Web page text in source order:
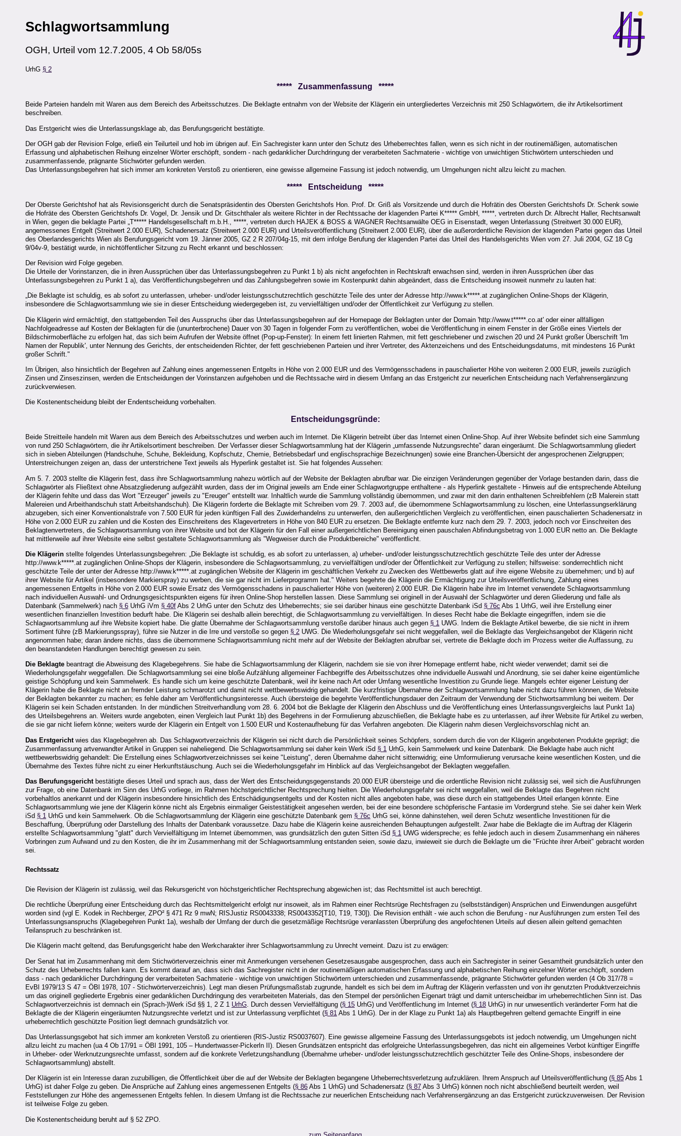
Schlagwortsammlung
OGH, Urteil vom 12.7.2005, 4 Ob 58/05s
UrhG § 2
***** Zusammenfassung *****
Beide Parteien handeln mit Waren aus dem Bereich des Arbeitsschutzes. Die Beklagte entnahm von der Website der Klägerin ein untergliedertes Verzeichnis mit 250 Schlagwörtern, die ihr Artikelsortiment
beschreiben.
Das Erstgericht wies die Unterlassungsklage ab, das Berufungsgericht bestätigte.
Der OGH gab der Revision Folge, erließ ein Teilurteil und hob im übrigen auf. Ein Sachregister kann unter den Schutz des Urheberrechtes fallen, wenn es sich nicht in der routinemäßigen, automatischen
Erfassung und alphabetischen Reihung einzelner Wörter erschöpft, sondern - nach gedanklicher Durchdringung der verarbeiteten Sachmaterie - wichtige von unwichtigen Stichwörtern unterschieden und
zusammenfassende, prägnante Stichwörter gefunden werden.
Das Unterlassungsbegehren hat sich immer am konkreten Verstoß zu orientieren, eine gewisse allgemeine Fassung ist jedoch notwendig, um Umgehungen nicht allzu leicht zu machen.
***** Entscheidung *****
Der Oberste Gerichtshof hat als Revisionsgericht durch die Senatspräsidentin des Obersten Gerichtshofs Hon. Prof. Dr. Griß als Vorsitzende und durch die Hofrätin des Obersten Gerichtshofs Dr. Schenk sowie
die Hofräte des Obersten Gerichtshofs Dr. Vogel, Dr. Jensik und Dr. Gitschthaler als weitere Richter in der Rechtssache der klagenden Partei K***** GmbH, *****, vertreten durch Dr. Albrecht Haller, Rechtsanwalt
in Wien, gegen die beklagte Partei „T***** Handelsgesellschaft m.b.H., *****, vertreten durch HAJEK & BOSS & WAGNER Rechtsanwälte OEG in Eisenstadt, wegen Unterlassung (Streitwert 30.000 EUR),
angemessenes Entgelt (Streitwert 2.000 EUR), Schadenersatz (Streitwert 2.000 EUR) und Urteilsveröffentlichung (Streitwert 2.000 EUR), über die außerordentliche Revision der klagenden Partei gegen das Urteil
des Oberlandesgerichts Wien als Berufungsgericht vom 19. Jänner 2005, GZ 2 R 207/04g-15, mit dem infolge Berufung der klagenden Partei das Urteil des Handelsgerichts Wien vom 27. Juli 2004, GZ 18 Cg
9/04v-9, bestätigt wurde, in nichtöffentlicher Sitzung zu Recht erkannt und beschlossen:
Der Revision wird Folge gegeben.
Die Urteile der Vorinstanzen, die in ihren Aussprüchen über das Unterlassungsbegehren zu Punkt 1 b) als nicht angefochten in Rechtskraft erwachsen sind, werden in ihren Aussprüchen über das
Unterlassungsbegehren zu Punkt 1 a), das Veröffentlichungsbegehren und das Zahlungsbegehren sowie im Kostenpunkt dahin abgeändert, dass die Entscheidung insoweit nunmehr zu lauten hat:
„Die Beklagte ist schuldig, es ab sofort zu unterlassen, urheber- und/oder leistungsschutzrechtlich geschützte Teile des unter der Adresse http://www.k*****.at zugänglichen Online-Shops der Klägerin,
insbesondere die Schlagwortsammlung wie sie in dieser Entscheidung wiedergegeben ist, zu vervielfältigen und/oder der Öffentlichkeit zur Verfügung zu stellen.
Die Klägerin wird ermächtigt, den stattgebenden Teil des Ausspruchs über das Unterlassungsbegehren auf der Homepage der Beklagten unter der Domain 'http://www.t*****.co.at' oder einer allfälligen
Nachfolgeadresse auf Kosten der Beklagten für die (ununterbrochene) Dauer von 30 Tagen in folgender Form zu veröffentlichen, wobei die Veröffentlichung in einem Fenster in der Größe eines Viertels der
Bildschirmoberfläche zu erfolgen hat, das sich beim Aufrufen der Website öffnet (Pop-up-Fenster): In einem fett linierten Rahmen, mit fett geschriebener und zwischen 20 und 24 Punkt großer Überschrift 'Im
Namen der Republik', unter Nennung des Gerichts, der entscheidenden Richter, der fett geschriebenen Parteien und ihrer Vertreter, des Aktenzeichens und des Entscheidungsdatums, mit mindestens 16 Punkt
großer Schrift."
Im Übrigen, also hinsichtlich der Begehren auf Zahlung eines angemessenen Entgelts in Höhe von 2.000 EUR und des Vermögensschadens in pauschalierter Höhe von weiteren 2.000 EUR, jeweils zuzüglich
Zinsen und Zinseszinsen, werden die Entscheidungen der Vorinstanzen aufgehoben und die Rechtssache wird in diesem Umfang an das Erstgericht zur neuerlichen Entscheidung nach Verfahrensergänzung
zurückverwiesen.
Die Kostenentscheidung bleibt der Endentscheidung vorbehalten.
Entscheidungsgründe:
Beide Streitteile handeln mit Waren aus dem Bereich des Arbeitsschutzes und werben auch im Internet. Die Klägerin betreibt über das Internet einen Online-Shop. Auf ihrer Website befindet sich eine Sammlung
von rund 250 Schlagwörtern, die ihr Artikelsortiment beschreiben. Der Verfasser dieser Schlagwortsammlung hat der Klägerin „umfassende Nutzungsrechte" daran eingeräumt. Die Schlagwortsammlung gliedert
sich in sieben Abteilungen (Handschuhe, Schuhe, Bekleidung, Kopfschutz, Chemie, Betriebsbedarf und englischsprachige Bezeichnungen) sowie eine Branchen-Übersicht der angesprochenen Zielgruppen;
Unterstreichungen zeigen an, dass der unterstrichene Text jeweils als Hyperlink gestaltet ist. Sie hat folgendes Aussehen:
Am 5. 7. 2003 stellte die Klägerin fest, dass ihre Schlagwortsammlung nahezu wörtlich auf der Website der Beklagten abrufbar war. Die einzigen Veränderungen gegenüber der Vorlage bestanden darin, dass die
Schlagwörter als Fließtext ohne Absatzgliederung aufgezählt wurden, dass der im Original jeweils am Ende einer Schlagwortgruppe enthaltene - als Hyperlink gestaltete - Hinweis auf die entsprechende Abteilung
der Klägerin fehlte und dass das Wort "Erzeuger" jeweils zu "Ereuger" entstellt war. Inhaltlich wurde die Sammlung vollständig übernommen, und zwar mit den darin enthaltenen Schreibfehlern (zB Malerein statt
Malereien und Arbeithandschuh statt Arbeitshandschuh). Die Klägerin forderte die Beklagte mit Schreiben vom 29. 7. 2003 auf, die übernommene Schlagwortsammlung zu löschen, eine Unterlassungserklärung
abzugeben, sich einer Konventionalstrafe von 7.500 EUR für jeden künftigen Fall des Zuwiderhandelns zu unterwerfen, den außergerichtlichen Vergleich zu veröffentlichen, einen pauschalierten Schadenersatz in
Höhe von 2.000 EUR zu zahlen und die Kosten des Einschreitens des Klagevertreters in Höhe von 840 EUR zu ersetzen. Die Beklagte entfernte kurz nach dem 29. 7. 2003, jedoch noch vor Einschreiten des
Beklagtenvertreters, die Schlagwortsammlung von ihrer Website und bot der Klägerin für den Fall einer außergerichtlichen Bereinigung einen pauschalen Abfindungsbetrag von 1.000 EUR netto an. Die Beklagte
hat mittlerweile auf ihrer Website eine selbst gestaltete Schlagwortsammlung als "Wegweiser durch die Produktbereiche" veröffentlicht.
Die Klägerin stellte folgendes Unterlassungsbegehren: „Die Beklagte ist schuldig, es ab sofort zu unterlassen, a) urheber- und/oder leistungsschutzrechtlich geschützte Teile des unter der Adresse
http://www.k*****.at zugänglichen Online-Shops der Klägerin, insbesondere die Schlagwortsammlung, zu vervielfältigen und/oder der Öffentlichkeit zur Verfügung zu stellen; hilfsweise: sonderrechtlich nicht
geschützte Teile der unter der Adresse http://www.k*****.at zugänglichen Website der Klägerin im geschäftlichen Verkehr zu Zwecken des Wettbewerbs glatt auf ihre eigene Website zu übernehmen; und b) auf
ihrer Website für Artikel (insbesondere Markierspray) zu werben, die sie gar nicht im Lieferprogramm hat." Weiters begehrte die Klägerin die Ermächtigung zur Urteilsveröffentlichung, Zahlung eines
angemessenen Entgelts in Höhe von 2.000 EUR sowie Ersatz des Vermögensschadens in pauschalierter Höhe von (weiteren) 2.000 EUR. Die Klägerin habe ihre im Internet verwendete Schlagwortsammlung
nach individuellen Auswahl- und Ordnungsgesichtspunkten eigens für ihren Online-Shop herstellen lassen. Diese Sammlung sei originell in der Auswahl der Schlagwörter und deren Gliederung und falle als
Datenbank (Sammelwerk) nach § 6 UrhG iVm § 40f Abs 2 UrhG unter den Schutz des Urheberrechts; sie sei darüber hinaus eine geschützte Datenbank iSd § 76c Abs 1 UrhG, weil ihre Erstellung einer
wesentlichen finanziellen Investition bedurft habe. Die Klägerin sei deshalb allein berechtigt, die Schlagwortsammlung zu vervielfältigen. In dieses Recht habe die Beklagte eingegriffen, indem sie die
Schlagwortsammlung auf ihre Website kopiert habe. Die glatte Übernahme der Schlagwortsammlung verstoße darüber hinaus auch gegen § 1 UWG. Indem die Beklagte Artikel bewerbe, die sie nicht in ihrem
Sortiment führe (zB Markierungsspray), führe sie Nutzer in die Irre und verstoße so gegen § 2 UWG. Die Wiederholungsgefahr sei nicht weggefallen, weil die Beklagte das Vergleichsangebot der Klägerin nicht
angenommen habe; daran ändere nichts, dass die übernommene Schlagwortsammlung nicht mehr auf der Website der Beklagten abrufbar sei, vertrete die Beklagte doch im Prozess weiter die Auffassung, zu
den beanstandeten Handlungen berechtigt gewesen zu sein.
Die Beklagte beantragt die Abweisung des Klagebegehrens. Sie habe die Schlagwortsammlung der Klägerin, nachdem sie sie von ihrer Homepage entfernt habe, nicht wieder verwendet; damit sei die
Wiederholungsgefahr weggefallen. Die Schlagwortsammlung sei eine bloße Aufzählung allgemeiner Fachbegriffe des Arbeitsschutzes ohne individuelle Auswahl und Anordnung, sie sei daher keine eigentümliche
geistige Schöpfung und kein Sammelwerk. Es handle sich um keine geschützte Datenbank, weil ihr keine nach Art oder Umfang wesentliche Investition zu Grunde liege. Mangels echter eigener Leistung der
Klägerin habe die Beklagte nicht an fremder Leistung schmarotzt und damit nicht wettbewerbswidrig gehandelt. Die kurzfristige Übernahme der Schlagwortsammlung habe nicht dazu führen können, die Website
der Beklagten bekannter zu machen; es fehle daher am Veröffentlichungsinteresse. Auch übersteige die begehrte Veröffentlichungsdauer den Zeitraum der Verwendung der Stichwortsammlung bei weitem. Der
Klägerin sei kein Schaden entstanden. In der mündlichen Streitverhandlung vom 28. 6. 2004 bot die Beklagte der Klägerin den Abschluss und die Veröffentlichung eines Unterlassungsvergleichs laut Punkt 1a)
des Urteilsbegehrens an. Weiters wurde angeboten, einen Vergleich laut Punkt 1b) des Begehrens in der Formulierung abzuschließen, die Beklagte habe es zu unterlassen, auf ihrer Website für Artikel zu werben,
die sie gar nicht liefern könne; weiters wurde der Klägerin ein Entgelt von 1.500 EUR und Kostenaufhebung für das Verfahren angeboten. Die Klägerin nahm diesen Vergleichsvorschlag nicht an.
Das Erstgericht wies das Klagebegehren ab. Das Schlagwortverzeichnis der Klägerin sei nicht durch die Persönlichkeit seines Schöpfers, sondern durch die von der Klägerin angebotenen Produkte geprägt; die
Zusammenfassung artverwandter Artikel in Gruppen sei naheliegend. Die Schlagwortsammlung sei daher kein Werk iSd § 1 UrhG, kein Sammelwerk und keine Datenbank. Die Beklagte habe auch nicht
wettbewerbswidrig gehandelt: Die Erstellung eines Schlagwortverzeichnisses sei keine "Leistung", deren Übernahme daher nicht sittenwidrig; eine Umformulierung verursache keine wesentlichen Kosten, und die
Übernahme des Textes führe nicht zu einer Herkunftstäuschung. Auch sei die Wiederholungsgefahr im Hinblick auf das Vergleichsangebot der Beklagten weggefallen.
Das Berufungsgerichtbestätigte dieses Urteil und sprach aus, dass der Wert des Entscheidungsgegenstands 20.000 EUR übersteige und die ordentliche Revision nicht zulässig sei, weil sich die Ausführungen
zur Frage, ob eine Datenbank im Sinn des UrhG vorliege, im Rahmen höchstgerichtlicher Rechtsprechung hielten. Die Wiederholungsgefahr sei nicht weggefallen, weil die Beklagte das Begehren nicht
vorbehaltlos anerkannt und der Klägerin insbesondere hinsichtlich des Entschädigungsentgelts und der Kosten nicht alles angeboten habe, was diese durch ein stattgebendes Urteil erlangen könnte. Eine
Schlagwortsammlung wie jene der Klägerin könne nicht als Ergebnis einmaliger Geistestätigkeit angesehen werden, bei der eine besondere schöpferische Fantasie im Vordergrund stehe. Sie sei daher kein Werk
iSd § 1 UrhG und kein Sammelwerk. Ob die Schlagwortsammlung der Klägerin eine geschützte Datenbank gem § 76c UrhG sei, könne dahinstehen, weil deren Schutz wesentliche Investitionen für die
Beschaffung, Überprüfung oder Darstellung des Inhalts der Datenbank voraussetze. Dazu habe die Klägerin keine ausreichenden Behauptungen aufgestellt. Zwar habe die Beklagte die im Auftrag der Klägerin
erstellte Schlagwortsammlung "glatt" durch Vervielfältigung im Internet übernommen, was grundsätzlich den guten Sitten iSd § 1 UWG widerspreche; es fehle jedoch auch in diesem Zusammenhang ein näheres
Vorbringen zum Aufwand und zu den Kosten, die ihr im Zusammenhang mit der Schlagwortsammlung entstanden seien, sowie dazu, inwieweit sie durch die Beklagte um die "Früchte ihrer Arbeit" gebracht worden
sei.
Rechtssatz
Die Revision der Klägerin ist zulässig, weil das Rekursgericht von höchstgerichtlicher Rechtsprechung abgewichen ist; das Rechtsmittel ist auch berechtigt.
Die rechtliche Überprüfung einer Entscheidung durch das Rechtsmittelgericht erfolgt nur insoweit, als im Rahmen einer Rechtsrüge Rechtsfragen zu (selbstständigen) Ansprüchen und Einwendungen ausgeführt
worden sind (vgl E. Kodek in Rechberger, ZPO² § 471 Rz 9 mwN; RISJustiz RS0043338; RS0043352[T10, T19, T30]). Die Revision enthält - wie auch schon die Berufung - nur Ausführungen zum ersten Teil des
Unterlassungsanspruchs (Klagebegehren Punkt 1a), weshalb der Umfang der durch die gesetzmäßige Rechtsrüge veranlassten Überprüfung des angefochtenen Urteils auf diesen allein geltend gemachten
Teilanspruch zu beschränken ist.
Die Klägerin macht geltend, das Berufungsgericht habe den Werkcharakter ihrer Schlagwortsammlung zu Unrecht verneint. Dazu ist zu erwägen:
Der Senat hat im Zusammenhang mit dem Stichwörterverzeichnis einer mit Anmerkungen versehenen Gesetzesausgabe ausgesprochen, dass auch ein Sachregister in seiner Gesamtheit grundsätzlich unter den
Schutz des Urheberrechts fallen kann. Es kommt darauf an, dass sich das Sachregister nicht in der routinemäßigen automatischen Erfassung und alphabetischen Reihung einzelner Wörter erschöpft, sondern
dass - nach gedanklicher Durchdringung der verarbeiteten Sachmaterie - wichtige von unwichtigen Stichwörtern unterschieden und zusammenfassende, prägnante Stichwörter gefunden werden (4 Ob 317/78 =
EvBl 1979/13 S 47 = ÖBl 1978, 107 - Stichwörterverzeichnis). Legt man diesen Prüfungsmaßstab zugrunde, handelt es sich bei dem im Auftrag der Klägerin verfassten und von ihr genutzten Produktverzeichnis
um das originell gegliederte Ergebnis einer gedanklichen Durchdringung des verarbeiteten Materials, das den Stempel der persönlichen Eigenart trägt und damit unterscheidbar im urheberrechtlichen Sinn ist. Das
Schlagwortverzeichnis ist demnach ein (Sprach-)Werk iSd §§ 1, 2 Z 1 UrhG . Durch dessen Vervielfältigung (§ 15 UrhG) und Veröffentlichung im Internet (§ 18 UrhG) in nur unwesentlich veränderter Form hat die
Beklagte die der Klägerin eingeräumten Nutzungsrechte verletzt und ist zur Unterlassung verpflichtet (§ 81 Abs 1 UrhG). Der in der Klage zu Punkt 1a) als Hauptbegehren geltend gemachte Eingriff in eine
urheberrechtlich geschützte Position liegt demnach grundsätzlich vor.
Das Unterlassungsgebot hat sich immer am konkreten Verstoß zu orientieren (RIS-Justiz RS0037607). Eine gewisse allgemeine Fassung des Unterlassungsgebots ist jedoch notwendig, um Umgehungen nicht
allzu leicht zu machen (ua 4 Ob 17/91 = ÖBl 1991, 105 – Hundertwasser-Pickerln II). Diesen Grundsätzen entspricht das erfolgreiche Unterlassungsbegehren, das nicht ein allgemeines Verbot künftiger Eingriffe
in Urheber- oder Werknutzungsrechte umfasst, sondern auf die konkrete Verletzungshandlung (Übernahme urheber- und/oder leistungsschutzrechtlich geschützter Teile des Online-Shops, insbesondere der
Schlagwortsammlung) abstellt.
Der Klägerin ist ein Interesse daran zuzubilligen, die Öffentlichkeit über die auf der Website der Beklagten begangene Urheberrechtsverletzung aufzuklären. Ihrem Anspruch auf Urteilsveröffentlichung (§ 85 Abs 1
UrhG) ist daher Folge zu geben. Die Ansprüche auf Zahlung eines angemessenen Entgelts (§ 86 Abs 1 UrhG) und Schadenersatz (§ 87 Abs 3 UrhG) können noch nicht abschließend beurteilt werden, weil
Feststellungen zur Höhe des angemessenen Entgelts fehlen. In diesem Umfang ist die Rechtssache zur neuerlichen Entscheidung nach Verfahrensergänzung an das Erstgericht zurückzuverweisen. Der Revision
ist teilweise Folge zu geben.
Die Kostenentscheidung beruht auf § 52 ZPO.